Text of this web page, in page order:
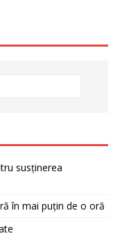
susținerea
în mai puțin de o oră